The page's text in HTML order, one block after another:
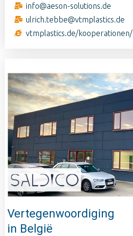
info@aeson-solutions.de
ulrich.tebbe@vtmplastics.de
vtmplastics.de/kooperationen/
Vertegenwoordiging
in België